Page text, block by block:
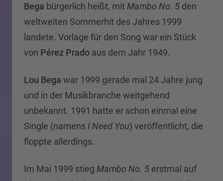
Bega bürgerlich heißt, mit Mambo No. 5 den
weltweiten Sommerhit des Jahres 1999
landete. Vorlage für den Song war ein Stück
von Pérez Prado aus dem Jahr 1949.
Lou Bega war 1999 gerade mal 24 Jahre jung
und in der Musikbranche weitgehend
unbekannt. 1991 hatte er schon einmal eine
Single (namens I Need You) veröffentlicht, die
floppte allerdings.
Im Mai 1999 stieg Mambo No. 5 erstmal auf